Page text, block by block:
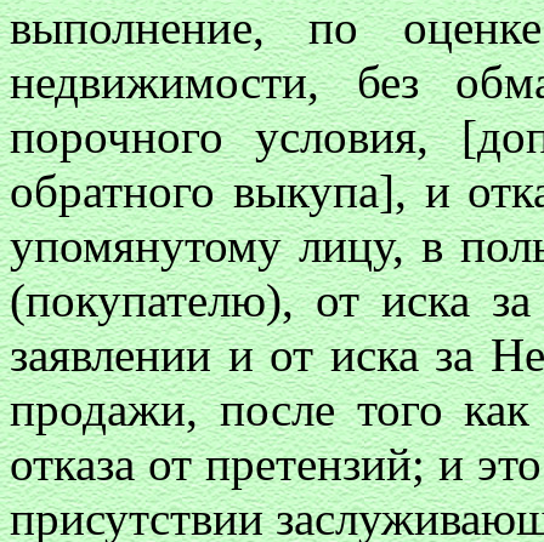
выполнение, по
недвижимости, без
порочного условия,
обратного выкупа], и
упомянутому лицу, в
(покупателю), от иска
заявлении и от иска за
продажи, после того
отказа от претензий; и
присутствии